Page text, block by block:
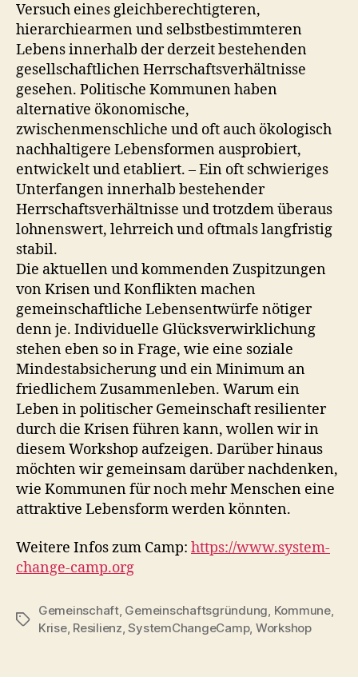
Versuch eines gleichberechtigteren,
hierarchiearmen und selbstbestimmteren
Lebens innerhalb der derzeit bestehenden
gesellschaftlichen Herrschaftsverhältnisse
gesehen. Politische Kommunen haben
alternative ökonomische,
zwischenmenschliche und oft auch ökologisch
nachhaltigere Lebensformen ausprobiert,
entwickelt und etabliert. – Ein oft schwieriges
Unterfangen innerhalb bestehender
Herrschaftsverhältnisse und trotzdem überaus
lohnenswert, lehrreich und oftmals langfristig
stabil.
Die aktuellen und kommenden Zuspitzungen
von Krisen und Konflikten machen
gemeinschaftliche Lebensentwürfe nötiger
denn je. Individuelle Glücksverwirklichung
stehen eben so in Frage, wie eine soziale
Mindestabsicherung und ein Minimum an
friedlichem Zusammenleben. Warum ein
Leben in politischer Gemeinschaft resilienter
durch die Krisen führen kann, wollen wir in
diesem Workshop aufzeigen. Darüber hinaus
möchten wir gemeinsam darüber nachdenken,
wie Kommunen für noch mehr Menschen eine
attraktive Lebensform werden könnten.
Weitere Infos zum Camp: https://www.system-
change-camp.org
Schlagwörter
Gemeinschaft, Gemeinschaftsgründung Kommune,
Krise, Resilienz ,SystemChangeCamp, Workshop